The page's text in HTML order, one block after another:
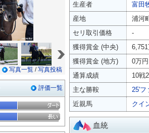
写真一覧 /写真投稿
評価一覧
生産者
富田
産地
浦河
セリ取引価格
-
獲得賞金 (中央)
獲得賞金 (地方)
0万円
通算成績
10戦
主な勝鞍
25'フ
近親馬
クイ
血統